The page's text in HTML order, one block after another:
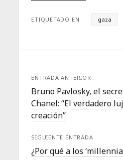
ETIQUETADO EN gaza
ENTRADA ANTERIOR
Bruno Pavlosky, el
Chanel: “El verdadero
creación”
SIGUIENTE ENTRADA
¿Por qué a los